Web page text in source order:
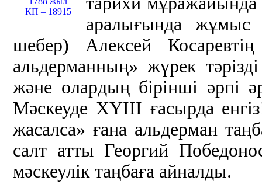
КП – 18915
аралығында жұмыс
шебер) Алексей
альдерманның» жүрек
және олардың бірінші әрпі
Мәскеуде ХҮІІІ ғасырда
жасалса» ғана альдерман
салт атты Георгий
мәскеулік таңбаға айналды.